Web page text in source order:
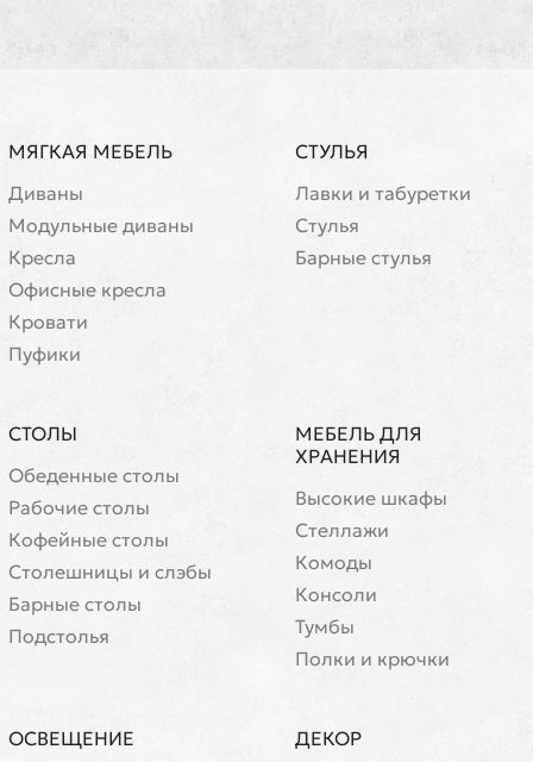
МЯГКАЯ МЕБЕЛЬ
Диваны
Модульные диваны
Кресла
Офисные кресла
Кровати
Пуфики
СТУЛЬЯ
Лавки и табуретки
Стулья
Барные стулья
СТОЛЫ
Обеденные столы
Рабочие столы
Кофейные столы
Cтолешницы и слэбы
Барные столы
Подстолья
МЕБЕЛЬ ДЛЯ
ХРАНЕНИЯ
Высокие шкафы
Стеллажи
Комоды
Консоли
Тумбы
Полки и крючки
ОСВЕЩЕНИЕ
ДЕКОР